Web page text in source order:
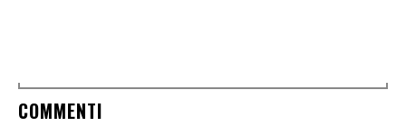
COMMENTI